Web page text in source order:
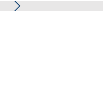
applicables, être exclues ou